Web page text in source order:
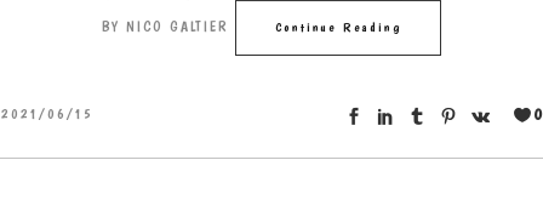
BY NICO GALTIER Continue Reading
2021/06/15 0